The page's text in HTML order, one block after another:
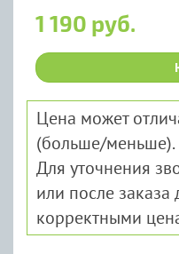
1 190 руб.
Цена может
(больше/меньше).
Для уточнения
или после заказа
корректными